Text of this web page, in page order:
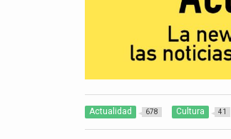
Actualidad 678 Cultura 41